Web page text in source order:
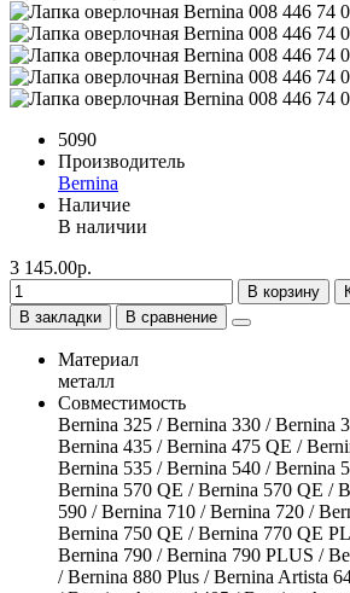
5090
Производитель
Bernina
Наличие
В наличии
3 145.00р.
В корзину
В закладки
В сравнение
Материал
металл
Совместимость
Bernina 325 / Bernina 330 / Bernina
Bernina 435 / Bernina 475 QE /
Bernina 535 / Bernina 540 / Bernina
Bernina 570 QE / Bernina 570 QE /
590 / Bernina 710 / Bernina 720 /
Bernina 750 QE / Bernina 770 QE
Bernina 790 / Bernina 790 PLUS /
/ Bernina 880 Plus / Bernina Artista